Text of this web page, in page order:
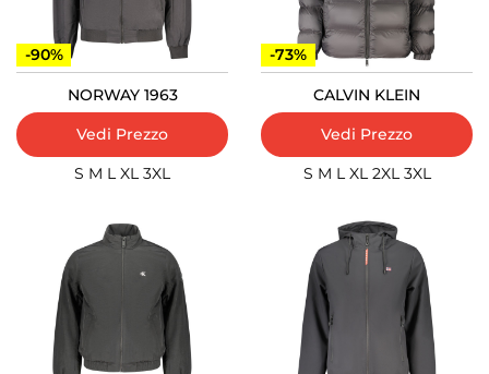
-90%
NORWAY 1963
Vedi Prezzo
S M L XL 3XL
-73%
CALVIN KLEIN
Vedi Prezzo
S M L XL 2XL 3XL